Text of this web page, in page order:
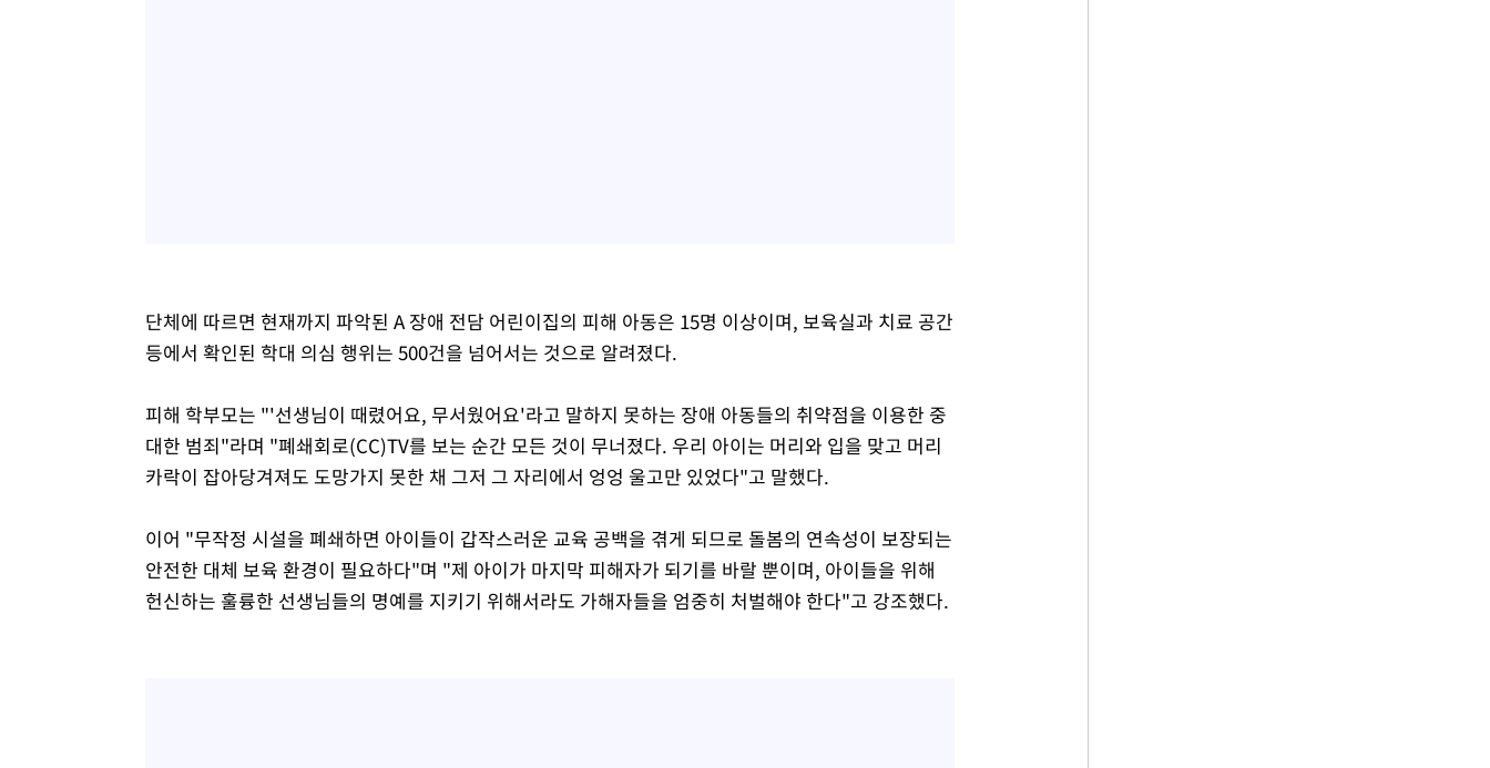
단체에 따르면 현재까지 파악된 A 장애 전담 어린이집의 피해 아동은 15명 이상이며, 보육실과 치료 공간
등에서 확인된 학대 의심 행위는 500건을 넘어서는 것으로 알려졌다.
피해 학부모는 "'선생님이 때렸어요, 무서웠어요'라고 말하지 못하는 장애 아동들의 취약점을 이용한 중
대한 범죄"라며 "폐쇄회로(CC)TV를 보는 순간 모든 것이 무너졌다. 우리 아이는 머리와 입을 맞고 머리
카락이 잡아당겨져도 도망가지 못한 채 그저 그 자리에서 엉엉 울고만 있었다"고 말했다.
이어 "무작정 시설을 폐쇄하면 아이들이 갑작스러운 교육 공백을 겪게 되므로 돌봄의 연속성이 보장되는
안전한 대체 보육 환경이 필요하다"며 "제 아이가 마지막 피해자가 되기를 바랄 뿐이며, 아이들을 위해
헌신하는 훌륭한 선생님들의 명예를 지키기 위해서라도 가해자들을 엄중히 처벌해야 한다"고 강조했다.